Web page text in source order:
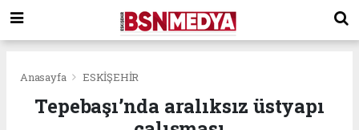
Anasayfa ESKİŞEHİR
Tepebaşı’nda aralıksız üstyapı